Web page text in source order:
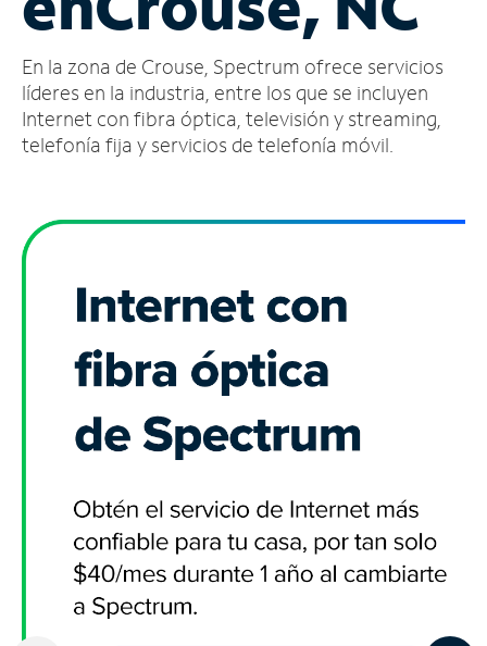
cuenta
Encuentra
una
tienda
En la zona de Crouse, Spectrum ofrece servicios
líderes en la industria, entre los que se incluyen
Internet con fibra óptica, televisión y streaming,
telefonía fija y servicios de telefonía móvil.